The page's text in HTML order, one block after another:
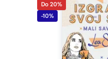
Do 20%
-10%